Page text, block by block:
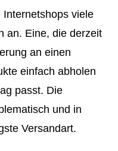
viele
an. Eine, die derzeit
an einen
einfach abholen
passt. Die
und in
Versandart.